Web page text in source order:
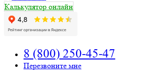
Калькулятор онлайн
8 (800) 250-45-47
Перезвоните мне